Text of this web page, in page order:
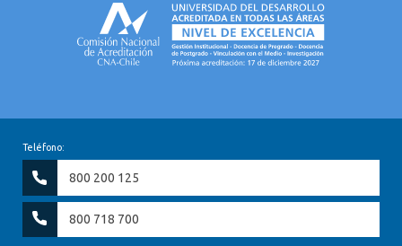
Teléfono:
800 200 125
800 718 700